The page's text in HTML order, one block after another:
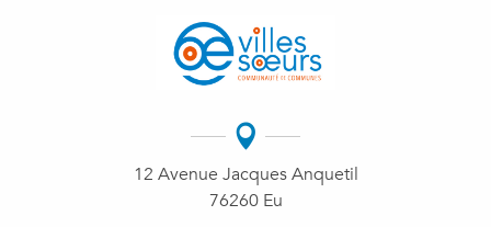
12 Avenue Jacques Anquetil
76260 Eu